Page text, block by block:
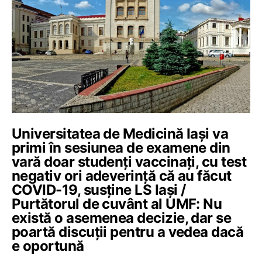
Universitatea de Medicină Iași va
primi în sesiunea de examene din
vară doar studenți vaccinați, cu test
negativ ori adeverință că au făcut
COVID-19, susține LS Iași /
Purtătorul de cuvânt al UMF: Nu
există o asemenea decizie, dar se
poartă discuții pentru a vedea dacă
e oportună